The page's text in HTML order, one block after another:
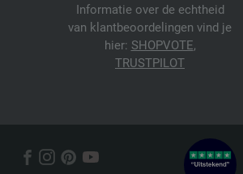
Informatie over de echtheid
van klantbeoordelingen vind je
hier: SHOPVOTE,
TRUSTPILOT